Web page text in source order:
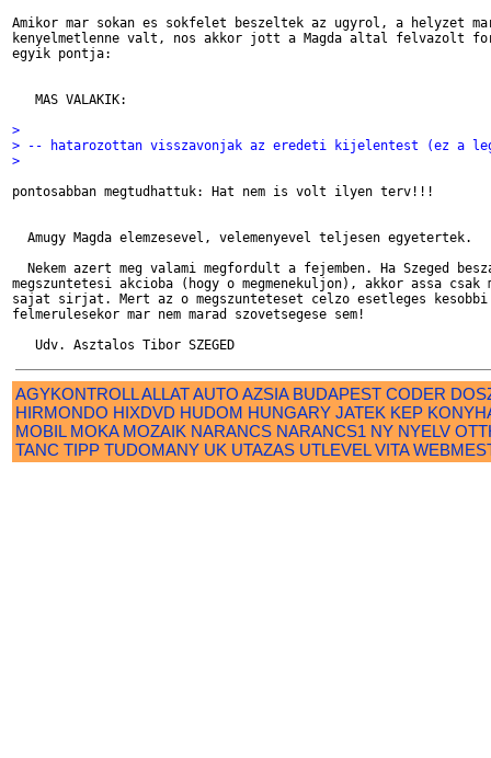
Amikor mar sokan es sokfelet beszeltek az ugyrol, a helyzet
kenyelmetlenne valt, nos akkor jott a Magda altal felvazolt
egyik pontja:
   MAS VALAKIK:
>
> -- hatarozottan visszavonjak az eredeti kijelentest (ez a
>
pontosabban megtudhattuk: Hat nem is volt ilyen terv!!!
  Amugy Magda elemzesevel, velemenyevel teljesen egyetertek.
Nekem azert meg valami megfordult a fejemben. Ha Szeged
megszuntetesi akcioba (hogy o megmenekuljon), akkor assa
sajat sirjat. Mert az o megszunteteset celzo esetleges
felmerulesekor mar nem marad szovetsegese sem!
AGYKONTROLLALLATAUTO AZSIA BUDAPEST CODER
HIRMONDO HIXDVD HUDOM HUNGARY JATEK KEP
MOBIL MOKA MOZAIK NARANCS NARANCS1 NY NYELV
TANC TIPP TUDOMANY UK UTAZAS UTLEVEL VITA